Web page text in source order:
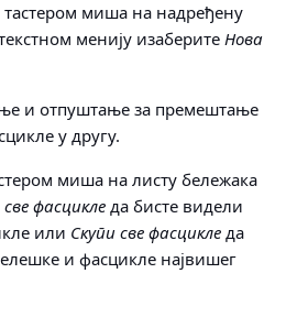
миша на надређену
менију изаберите Нова
и отпуштање за премештање
у другу.
миша на листу бележака
фасцикле да бисте видели
или Скупи све фасцикле да
и фасцикле највишег